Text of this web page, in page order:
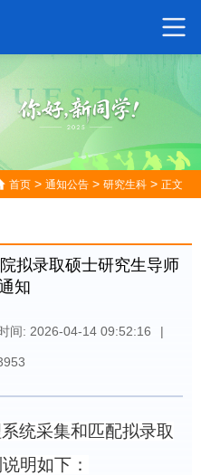
首页 > 通知公告 > 研究生科 > 正文
拟录取硕士研究生导师
知
间: 2026-04-14 09:52:16 |
统采集和匹配拟录取
明如下：